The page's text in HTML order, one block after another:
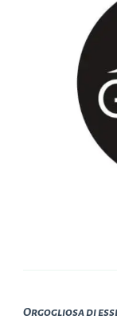
Orgogliosa di